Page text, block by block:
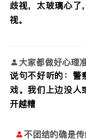
歧视，太玻璃心了
视。
大家都做好心理
说句不好听的：警
戏。我们上边没人
开越糟
不团结的确是